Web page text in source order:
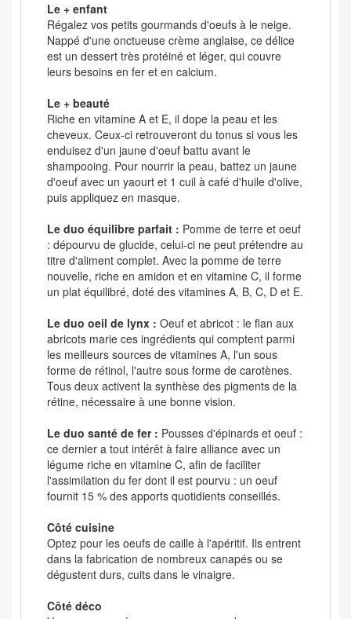
Le + enfant
Régalez vos petits gourmands d'oeufs à le neige.
Nappé d'une onctueuse crème anglaise, ce délice
est un dessert très protéiné et léger, qui couvre
leurs besoins en fer et en calcium.
Le + beauté
Riche en vitamine A et E, il dope la peau et les
cheveux. Ceux-ci retrouveront du tonus si vous les
enduisez d'un jaune d'oeuf battu avant le
shampooing. Pour nourrir la peau, battez un jaune
d'oeuf avec un yaourt et 1 cuil à café d'huile d'olive,
puis appliquez en masque.
Le duo équilibre parfait : Pomme de terre et oeuf
: dépourvu de glucide, celui-ci ne peut prétendre au
titre d'aliment complet. Avec la pomme de terre
nouvelle, riche en amidon et en vitamine C, il forme
un plat équilibré, doté des vitamines A, B, C, D et E.
Le duo oeil de lynx : Oeuf et abricot : le flan aux
abricots marie ces ingrédients qui comptent parmi
les meilleurs sources de vitamines A, l'un sous
forme de rétinol, l'autre sous forme de carotènes.
Tous deux activent la synthèse des pigments de la
rétine, nécessaire à une bonne vision.
Le duo santé de fer : Pousses d'épinards et oeuf :
ce dernier a tout intérêt à faire alliance avec un
légume riche en vitamine C, afin de faciliter
l'assimilation du fer dont il est pourvu : un oeuf
fournit 15 % des apports quotidients conseillés.
Côté cuisine
Optez pour les oeufs de caille à l'apéritif. Ils entrent
dans la fabrication de nombreux canapés ou se
dégustent durs, cuits dans le vinaigre.
Côté déco